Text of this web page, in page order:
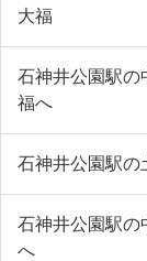
大福
石神井公園駅の
福へ
石神井公園駅の
石神井公園駅の
へ